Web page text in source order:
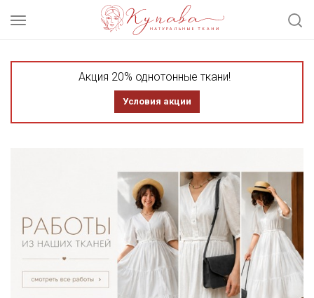
Акция 20% однотонные ткани!
Условия акции